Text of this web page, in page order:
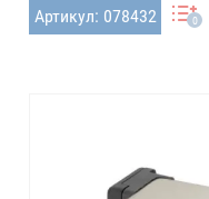
Артикул: 078432 0